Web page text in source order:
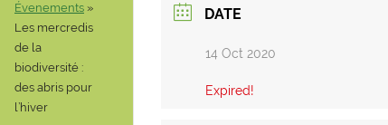
Évenements »
Les mercredis
de la
biodiversité :
des abris pour
l’hiver
DATE
14 Oct 2020
Expired!